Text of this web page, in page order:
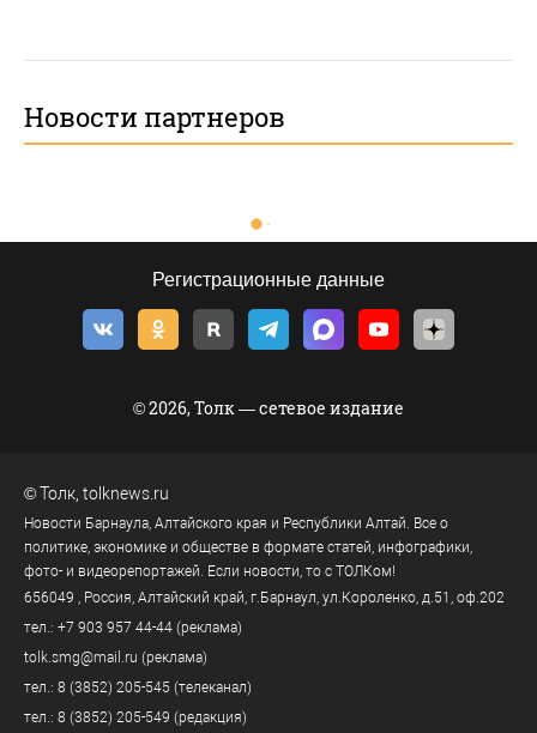
Новости партнеров
Регистрационные данные
© 2026, Толк — сетевое издание
©Толк tolknews.ru
Новости Барнаула, Алтайского края и Республики Алтай. Все о
политике, экономике и обществе в формате статей, инфографики,
фото- и видеорепортажей. Если новости, то с ТОЛКом!
656049 , Россия, Алтайский край, г.Барнаул, ул.Короленко, д.51, оф.202
тел.: +7 903 957 44-44 (реклама)
tolk.smg@mail.ru (реклама)
тел.: 8 (3852) 205-545 (телеканал)
тел.: 8 (3852) 205-549 (редакция)